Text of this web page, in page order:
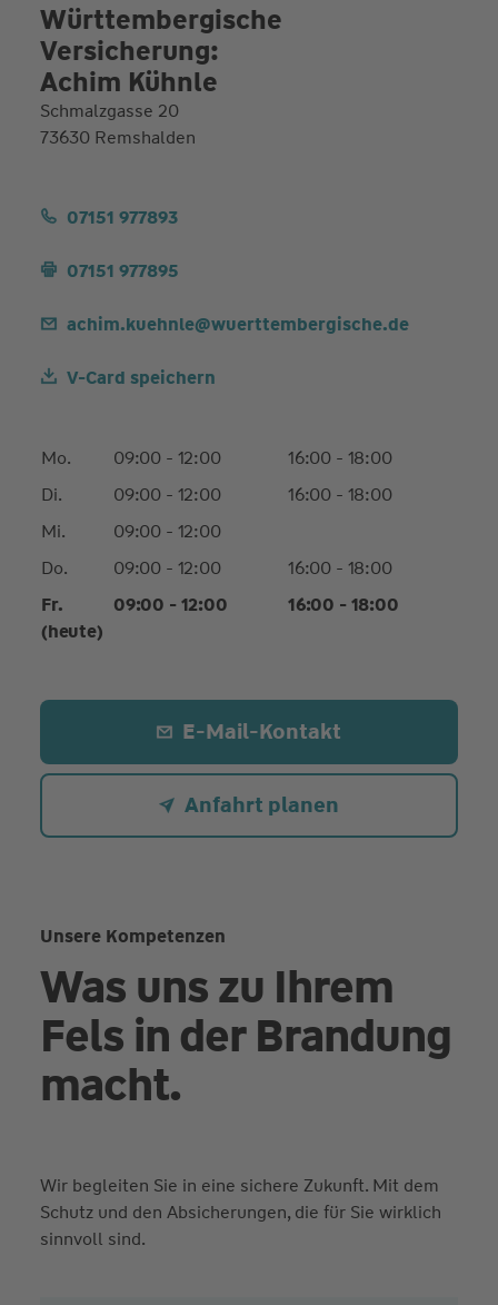
Württembergische
Versicherung:
Achim Kühnle
Schmalzgasse 20
73630 Remshalden
07151 977893
07151 977895
achim.kuehnle@wuerttembergische.de
V-Card speichern
Mo. 09:00 - 12:00
16:00 - 18:00
Di.
09:00 - 12:00
16:00 - 18:00
Mi.
09:00 - 12:00
Do.
09:00 - 12:00
16:00 - 18:00
Fr.
(heute)
09:00 - 12:00 16:00 - 18:00
E-Mail-Kontakt
Anfahrt planen
Unsere Kompetenzen
Was uns zu Ihrem
Fels in der Brandung
macht.
Wir begleiten Sie in eine sichere Zukunft. Mit dem
Schutz und den Absicherungen, die für Sie wirklich
sinnvoll sind.